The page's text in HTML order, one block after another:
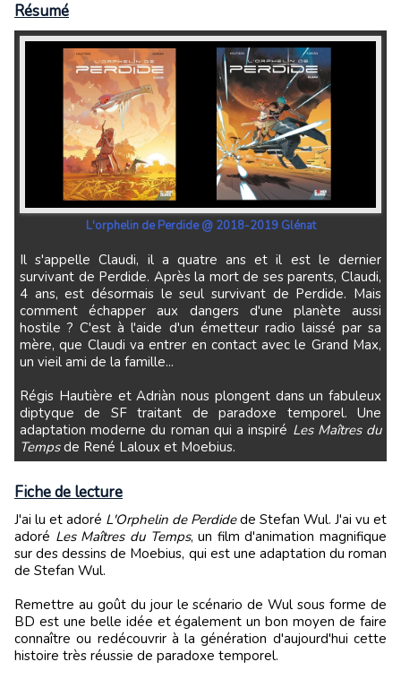
Résumé
L'orphelin de Perdide @ 2018-2019 Glénat
Il s'appelle Claudi, il a quatre ans et il est le dernier
survivant de Perdide. Après la mort de ses parents, Claudi,
4 ans, est désormais le seul survivant de Perdide. Mais
comment échapper aux dangers d'une planète aussi
hostile ? C'est à l'aide d'un émetteur radio laissé par sa
mère, que Claudi va entrer en contact avec le Grand Max,
un vieil ami de la famille...
Régis Hautière et Adriàn nous plongent dans un fabuleux
diptyque de SF traitant de paradoxe temporel. Une
adaptation moderne du roman qui a inspiré Les Maîtres du
Tempsde René Laloux et Moebius.
Fiche de lecture
J'ai lu et adoré L'Orphelin de Perdidede Stefan Wul. J'ai vu et
adoré Les Maîtres du Temps, un film d'animation magnifique
sur des dessins de Moebius, qui est une adaptation du roman
de Stefan Wul.
Remettre au goût du jour le scénario de Wul sous forme de
BD est une belle idée et également un bon moyen de faire
connaître ou redécouvrir à la génération d'aujourd'hui cette
histoire très réussie de paradoxe temporel.